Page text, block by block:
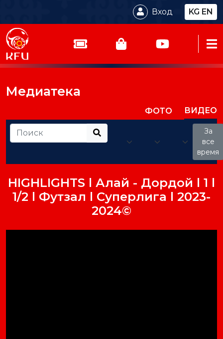
Вход KG EN
Медиатека
ФОТО ВИДЕО
За
все
время
HIGHLIGHTS l Алай - Дордой l 1 l
1/2 l Футзал l Суперлига l 2023-
2024©